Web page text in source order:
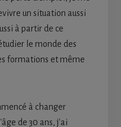
un situation aussi
à partir de ce
le monde des
formations et même
à changer
de 30 ans, j'ai